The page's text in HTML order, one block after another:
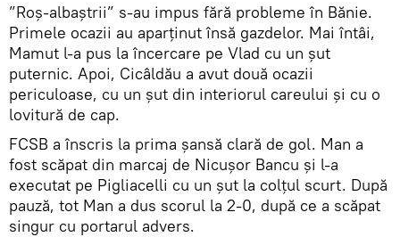
”Roș-albaștrii” s-au impus fără probleme în Bănie.
Primele ocazii au aparținut însă gazdelor. Mai întâi,
Mamut l-a pus la încercare pe Vlad cu un șut
puternic. Apoi, Cicâldău a avut două ocazii
periculoase, cu un șut din interiorul careului și cu o
lovitură de cap.
FCSB a înscris la prima șansă clară de gol. Man a
fost scăpat din marcaj de Nicușor Bancu și l-a
executat pe Pigliacelli cu un șut la colțul scurt. După
pauză, tot Man a dus scorul la 2-0, după ce a scăpat
singur cu portarul advers.